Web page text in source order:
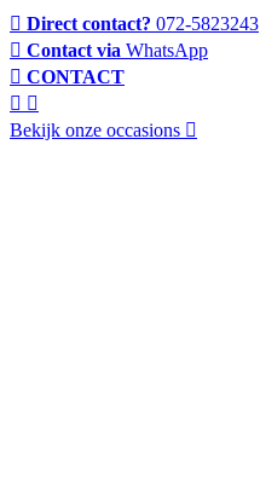
Direct contact? 072-5823243
Contact via WhatsApp
CONTACT
Bekijk onze occasions